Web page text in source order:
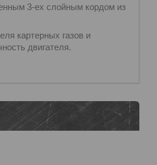
3-ех слойным кордом из
картерных газов и
двигателя.